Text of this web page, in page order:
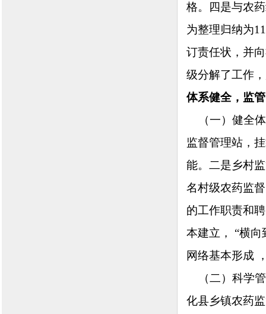
格。四是与农
为整理归纳为
订责任状，并
级分解了工作
体系健全，监
（一）健全体
监督管理站，
能。二是乡村
名村级农药监
的工作职责和
本建立， “横
网络基本形成
（二）科学管
化县乡镇农药